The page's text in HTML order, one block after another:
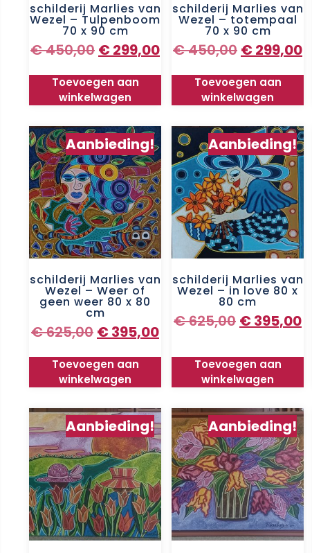
schilderij Marlies van
Wezel – Tulpenboom
70 x 90 cm
€450,00 € 299,00
Toevoegen aan
winkelwagen
schilderij Marlies van
Wezel – totempaal
70 x 90 cm
€450,00 € 299,00
Toevoegen aan
winkelwagen
Aanbieding!
schilderij Marlies van
Wezel – Weer of
geen weer 80 x 80
cm
€625,00 € 395,00
Toevoegen aan
winkelwagen
Aanbieding!
schilderij Marlies van
Wezel – in love 80 x
80 cm
€625,00 € 395,00
Toevoegen aan
winkelwagen
Aanbieding! Aanbieding!